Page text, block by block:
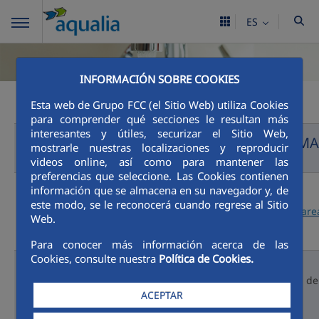
INFORMACIÓN SOBRE COOKIES
Esta web de Grupo FCC (el Sitio Web) utiliza Cookies
para comprender qué secciones le resultan más
interesantes y útiles, securizar el Sitio Web,
mostrarle nuestras localizaciones y reproducir
videos online, así como para mantener las
preferencias que seleccione. Las Cookies contienen
información que se almacena en su navegador y, de
este modo, se le reconocerá cuando regrese al Sitio
Web.
Para conocer más información acerca de las
Cookies, consulte nuestra Política de Cookies.
ACEPTAR
ES
Contacto para
consultas o
quejas
https://www.aqualia.com/es/
recibidas
El porcentaje de reclamaciones
0,28%.